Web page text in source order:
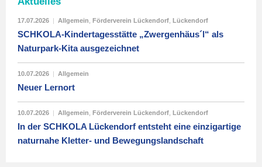
17.07.2026 | Allgemein Förderverein Lückendorf Lückendorf
SCHKOLA-Kindertagesstätte „Zwergenhäus´l“ als
Naturpark-Kita ausgezeichnet
10.07.2026 | Allgemein
Neuer Lernort
10.07.2026 | Allgemein Förderverein Lückendorf Lückendorf
In der SCHKOLA Lückendorf entsteht eine einzigartige
naturnahe Kletter- und Bewegungslandschaft